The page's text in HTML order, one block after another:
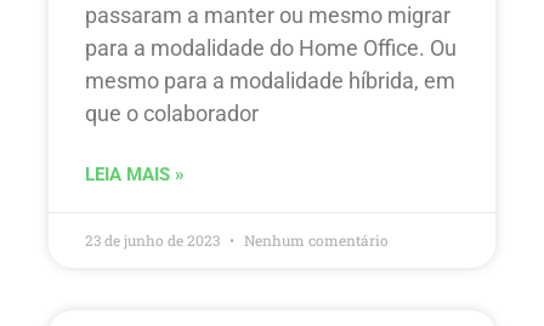
passaram a manter ou mesmo migrar
para a modalidade do Home Office. Ou
mesmo para a modalidade híbrida, em
que o colaborador
LEIA MAIS »
23 de junho de 2023 Nenhum comentário